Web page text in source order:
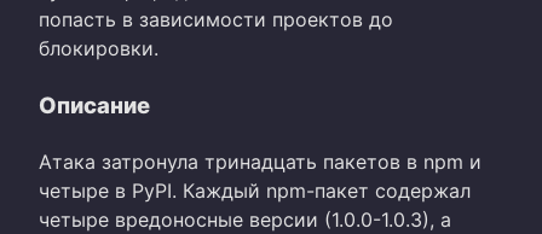
попасть в зависимости проектов до
блокировки.
Описание
Атака затронула тринадцать пакетов в npm и
четыре в PyPI. Каждый npm-пакет содержал
четыре вредоносные версии (1.0.0-1.0.3), а